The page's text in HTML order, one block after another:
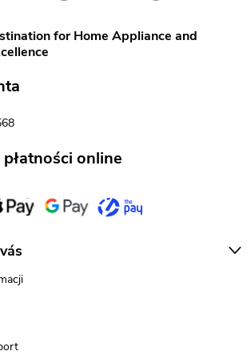
for Home Appliance and
online